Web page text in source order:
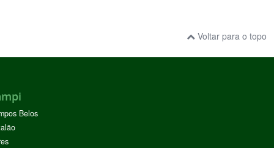
Voltar para o topo
Belos